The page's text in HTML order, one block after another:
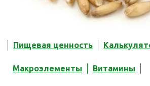
Пищевая ценность
Макроэлементы Витамины